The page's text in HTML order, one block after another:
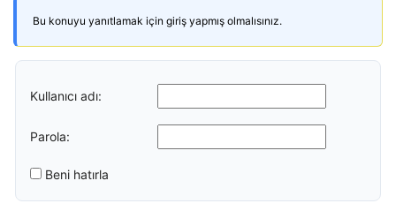
Bu konuyu yanıtlamak için giriş yapmış olmalısınız.
Kullanıcı adı:
Parola:
Beni hatırla